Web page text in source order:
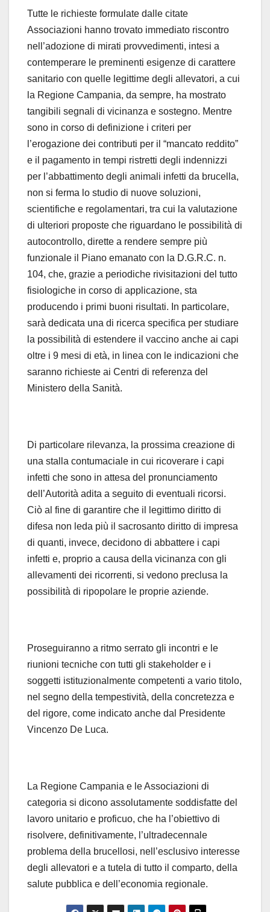
Tutte le richieste formulate dalle citate
Associazioni hanno trovato immediato riscontro
nell’adozione di mirati provvedimenti, intesi a
contemperare le preminenti esigenze di carattere
sanitario con quelle legittime degli allevatori, a cui
la Regione Campania, da sempre, ha mostrato
tangibili segnali di vicinanza e sostegno. Mentre
sono in corso di definizione i criteri per
l’erogazione dei contributi per il “mancato reddito”
e il pagamento in tempi ristretti degli indennizzi
per l’abbattimento degli animali infetti da brucella,
non si ferma lo studio di nuove soluzioni,
scientifiche e regolamentari, tra cui la valutazione
di ulteriori proposte che riguardano le possibilità di
autocontrollo, dirette a rendere sempre più
funzionale il Piano emanato con la D.G.R.C. n.
104, che, grazie a periodiche rivisitazioni del tutto
fisiologiche in corso di applicazione, sta
producendo i primi buoni risultati. In particolare,
sarà dedicata una di ricerca specifica per studiare
la possibilità di estendere il vaccino anche ai capi
oltre i 9 mesi di età, in linea con le indicazioni che
saranno richieste ai Centri di referenza del
Ministero della Sanità.
Di particolare rilevanza, la prossima creazione di
una stalla contumaciale in cui ricoverare i capi
infetti che sono in attesa del pronunciamento
dell’Autorità adita a seguito di eventuali ricorsi.
Ciò al fine di garantire che il legittimo diritto di
difesa non leda più il sacrosanto diritto di impresa
di quanti, invece, decidono di abbattere i capi
infetti e, proprio a causa della vicinanza con gli
allevamenti dei ricorrenti, si vedono preclusa la
possibilità di ripopolare le proprie aziende.
Proseguiranno a ritmo serrato gli incontri e le
riunioni tecniche con tutti gli stakeholder e i
soggetti istituzionalmente competenti a vario titolo,
nel segno della tempestività, della concretezza e
del rigore, come indicato anche dal Presidente
Vincenzo De Luca.
La Regione Campania e le Associazioni di
categoria si dicono assolutamente soddisfatte del
lavoro unitario e proficuo, che ha l’obiettivo di
risolvere, definitivamente, l’ultradecennale
problema della brucellosi, nell’esclusivo interesse
degli allevatori e a tutela di tutto il comparto, della
salute pubblica e dell’economia regionale.